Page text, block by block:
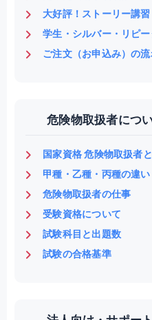
大好評！ストーリー講習
学生・シルバー・リピー
ご注文（お申込み）の
危険物取扱者につ
国家資格 危険物取扱者
甲種・乙種・丙種の違い
危険物取扱者の仕事
受験資格について
試験科目と出題数
試験の合格基準